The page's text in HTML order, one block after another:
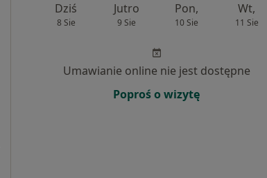
Dziś
8 Sie
Jutro
9 Sie
Pon,
10 Sie
Wt,
11 Sie
Umawianie online nie jest dostępne
Poproś o wizytę